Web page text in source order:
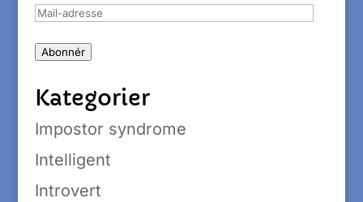
Mail-
Abonnér
Kategorier
Impostor syndrome
Intelligent
Introvert